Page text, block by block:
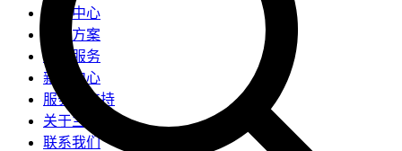
产品中心
解决方案
检测服务
新闻中心
服务与支持
关于兰光
联系我们